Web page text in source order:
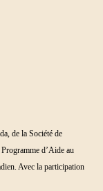
de la Société de
d’Aide au
Avec la participation